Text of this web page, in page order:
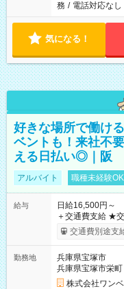
務 / 電話対応なし
気になる！
好きな場所で働け
ベントも！来社不
える日払い◎｜阪
アルバイト 職種未経験OK
給与
日給16,500円～
＋交通費支給 ★交通費全額支給！ ★日払いOK！（規定あり） ┗
働いたその日に
交通費別途支
勤務地
兵庫県宝塚市
兵庫県宝塚市栄町
株式会社ワン